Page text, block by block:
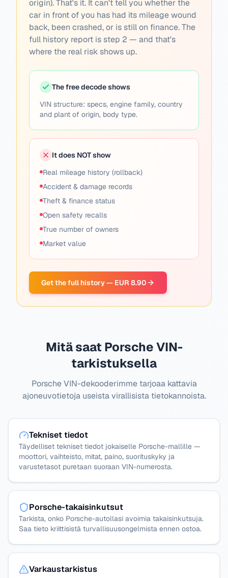
origin). That's it. It can't tell you whether the
car in front of you has had its mileage wound
back, been crashed, or is still on finance. The
full history report is step 2 — and that's
where the real risk shows up.
The free decode shows
VIN structure: specs, engine family, country
and plant of origin, body type.
It does NOT show
Real mileage history (rollback)
Accident & damage records
Theft & finance status
Open safety recalls
True number of owners
Market value
Get the full history — EUR 8.90
Mitä saat Porsche VIN-
tarkistuksella
Porsche VIN-dekooderimme tarjoaa kattavia
ajoneuvotietoja useista virallisista tietokannoista.
Tekniset tiedot
Täydelliset tekniset tiedot jokaiselle Porsche-mallille —
moottori, vaihteisto, mitat, paino, suorituskyky ja
varustetasot puretaan suoraan VIN-numerosta.
Porsche-takaisinkutsut
Tarkista, onko Porsche-autollasi avoimia takaisinkutsuja.
Saa tieto kriittisistä turvallisuusongelmista ennen ostoa.
Varkaustarkistus